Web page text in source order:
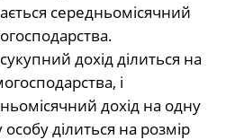
середньомісячний
дохід ділиться на
і
дохід на одну
ділиться на розмір